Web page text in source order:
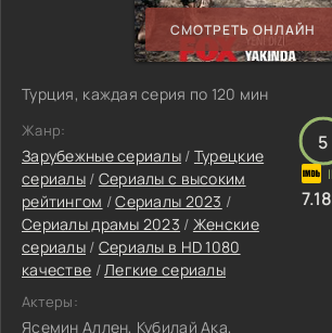
СМОТРЕТЬ ОНЛАЙН
Турция, каждая серия по 120 мин
Жанр:
Зарубежные сериалы / Турецкие
сериалы/ Сериалы с высоким
рейтингом /Сериалы 2023 /
Сериалы драмы 2023 / Женские
сериалы/ Сериалы в HD 1080
качестве /Легкие сериалы
Актеры:
Ясемин Аллен, Кубилай Ака,
5
7.18